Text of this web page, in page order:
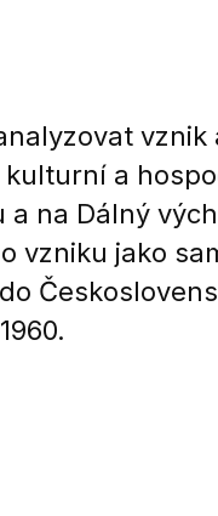
a
na Dálný
vzniku jako